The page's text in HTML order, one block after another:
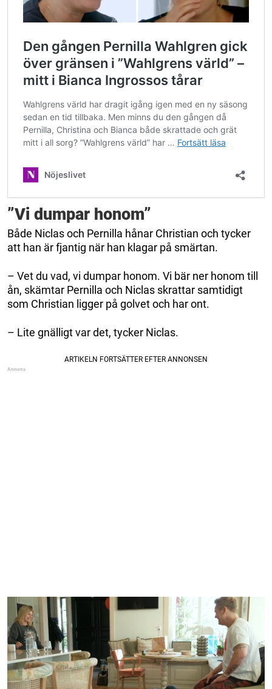
”Vi dumpar honom”
Både Niclas och Pernilla hånar Christian och tycker
att han är fjantig när han klagar på smärtan.
– Vet du vad, vi dumpar honom. Vi bär ner honom till
ån, skämtar Pernilla och Niclas skrattar samtidigt
som Christian ligger på golvet och har ont.
– Lite gnälligt var det, tycker Niclas.